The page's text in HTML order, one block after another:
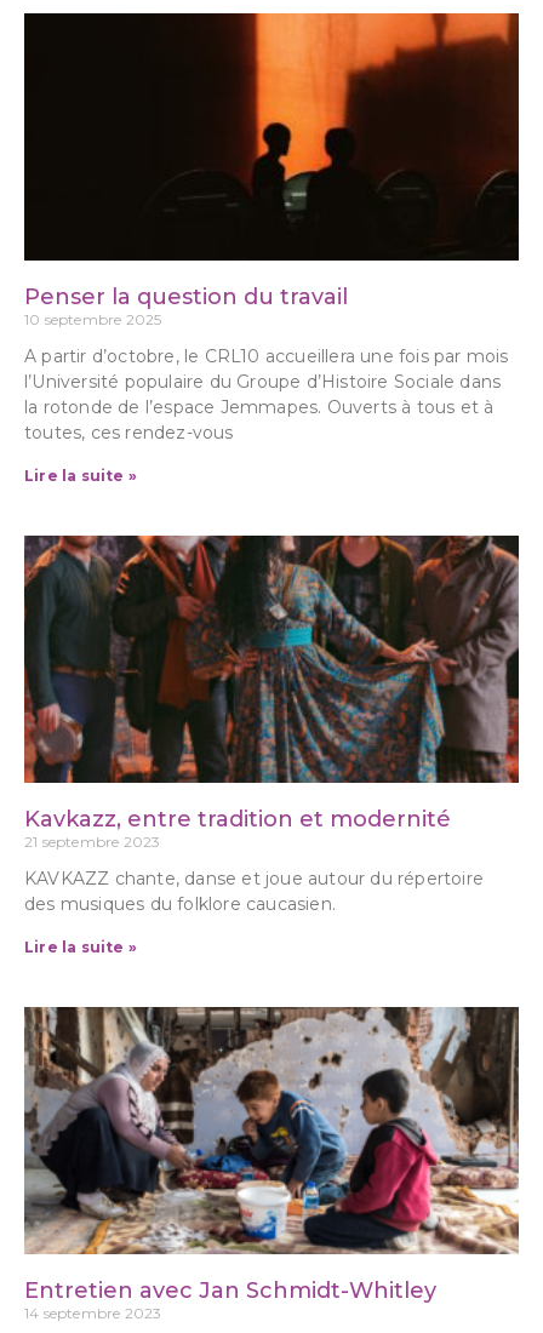
Penser la question du travail
10 septembre 2025
A partir d’octobre, le CRL10 accueillera une fois par mois
l’Université populaire du Groupe d’Histoire Sociale dans
la rotonde de l’espace Jemmapes. Ouverts à tous et à
toutes, ces rendez-vous
Lire la suite »
Kavkazz, entre tradition et modernité
21 septembre 2023
KAVKAZZ chante, danse et joue autour du répertoire
des musiques du folklore caucasien.
Lire la suite »
Entretien avec Jan Schmidt-Whitley
14 septembre 2023